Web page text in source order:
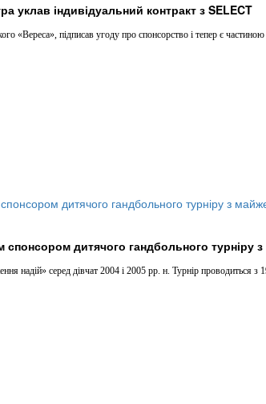
індивідуальний контракт з SELECT
«Вереса», підписав угоду про спонсорство і тепер є
спонсором дитячого гандбольного турніру
надій» серед дівчат 2004 і 2005 рр. н. Турнір проводиться з